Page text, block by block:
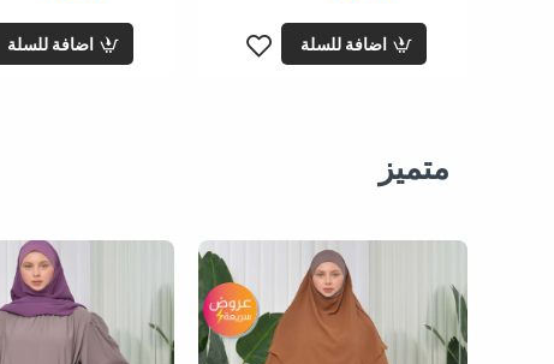
اضافة للسلة اضافة للسلة
متميز